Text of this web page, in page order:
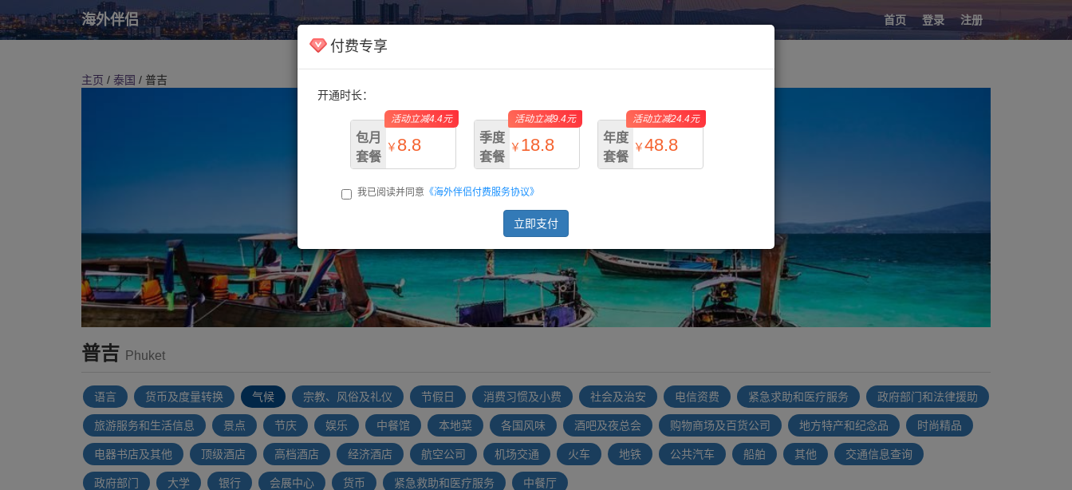
海外伴侣 首页 登录 注册
付费专享
开通时长：
包月
套餐
￥ 8.8
￥13.2
活动立减4.4元
季度
套餐
￥ 18.8
￥28.2
活动立减9.4元
年度
套餐
￥48.8
活动立减24.4元
我已阅读并同意 《海外伴侣付费服务协议》
立即支付
主页 / 泰国 / 普吉
普吉 Phuket
语言 货币及度量转换 气候 宗教、风俗及礼仪 节假日 消费习惯及小费 社会及治安 电信资费 紧急求助和医疗服务 政府部门和法律援助
旅游服务和生活信息 景点 节庆 娱乐 中餐馆 本地菜 各国风味 酒吧及夜总会 购物商场及百货公司 地方特产和纪念品 时尚精品
电器书店及其他 顶级酒店 高档酒店 经济酒店 航空公司 机场交通 火车 地铁 公共汽车 船舶 其他 交通信息查询
政府部门 大学 银行 会展中心 货币 紧急救助和医疗服务 中餐厅